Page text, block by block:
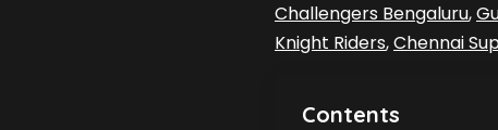
Challengers Bengaluru,
Knight Riders,Chennai
Contents